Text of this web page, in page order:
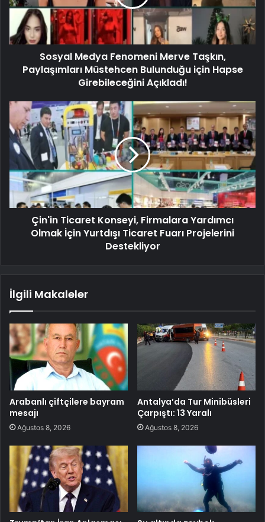
Sosyal Medya Fenomeni Merve Taşkın,
Paylaşımları Müstehcen Bulunduğu için Hapse
Girebileceğini Açıkladı!
Çin'in Ticaret Konseyi, Firmalara Yardımcı
Olmak İçin Yurtdışı Ticaret Fuarı Projelerini
Destekliyor
İlgili Makaleler
Arabanlı çiftçilere bayram
mesajı
Ağustos 8, 2026
Antalya’da Tur Minibüsleri
Çarpıştı: 13 Yaralı
Ağustos 8, 2026